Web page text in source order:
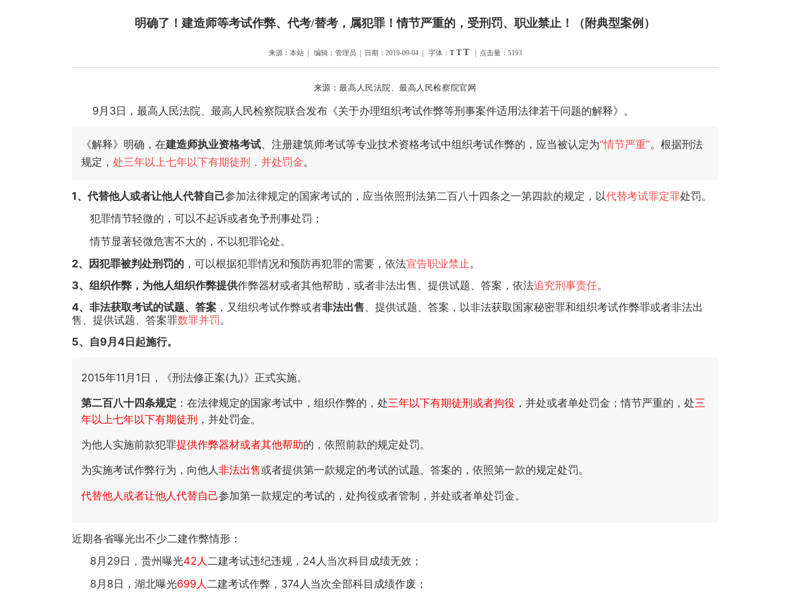
明确了！建造师等考试作弊、代考/替考，属犯罪！情节严重的，受刑罚、职业禁止！（附典型案例）
来源：本站 | 编辑：管理员 | 日期：2019-09-04 | 字体： T T T| 点击量：5193
来源：最高人民法院、最高人民检察院官网
9月3日，最高人民法院、最高人民检察院联合发布《关于办理组织考试作弊等刑事案件适用法律若干问题的解释》。
《解释》明确，在建造师执业资格考试、注册建筑师考试等专业技术资格考试中组织考试作弊的，应当被认定为“情节严重”。根据刑法
规定， 处三年以上七年以下有期徒刑，并处罚金。
1、代替他人或者让他人代替自己参加法律规定的国家考试的，应当依照刑法第二百八十四条之一第四款的规定，以代替考试罪定罪处罚。
犯罪情节轻微的，可以不起诉或者免予刑事处罚；
情节显著轻微危害不大的，不以犯罪论处。
2、因犯罪被判处刑罚的 ，可以根据犯罪情况和预防再犯罪的需要，依法宣告职业禁止。
3、组织作弊，为他人组织作弊提供作弊器材或者其他帮助，或者非法出售、提供试题、答案，依法追究刑事责任。
4、非法获取考试的试题、答案 ，又组织考试作弊或者非法出售、提供试题、答案，以非法获取国家秘密罪和组织考试作弊罪或者非法出
售、提供试题、答案罪数罪并罚。
5、自9月4日起施行。
2015年11月1日，《刑法修正案(九)》正式实施。
第二百八十四条规定 ：在法律规定的国家考试中，组织作弊的，处三年以下有期徒刑或者拘役 ，并处或者单处罚金；情节严重的，处三
年以上七年以下有期徒刑 ，并处罚金。
为他人实施前款犯罪提供作弊器材或者其他帮助的，依照前款的规定处罚。
为实施考试作弊行为，向他人非法出售或者提供第一款规定的考试的试题、答案的，依照第一款的规定处罚。
代替他人或者让他人代替自己参加第一款规定的考试的，处拘役或者管制，并处或者单处罚金。
近期各省曝光出不少二建作弊情形：
8月29日，贵州曝光42人 二建考试违纪违规，24人当次科目成绩无效；
8月8日，湖北曝光699人 二建考试作弊，374人当次全部科目成绩作废；